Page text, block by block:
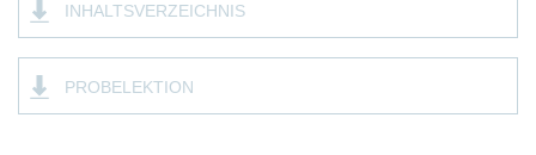
INHALTSVERZEICHNIS
PROBELEKTION